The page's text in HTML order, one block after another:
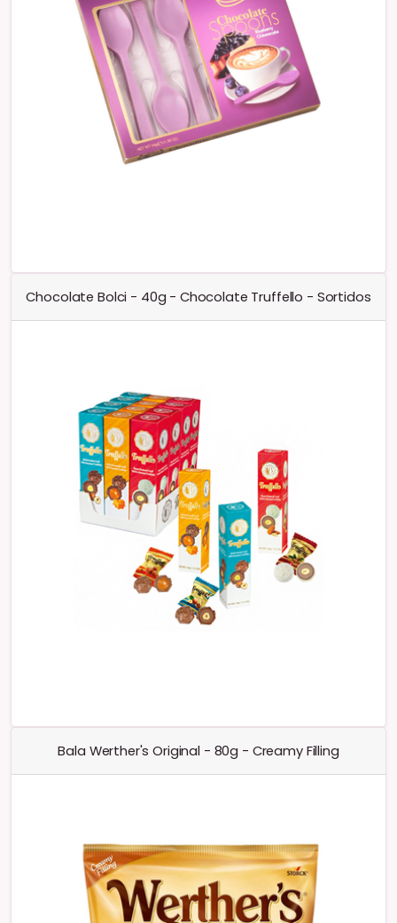
Chocolate Bolci - 40g - Chocolate Truffello - Sortidos
Bala Werther's Original - 80g - Creamy Filling